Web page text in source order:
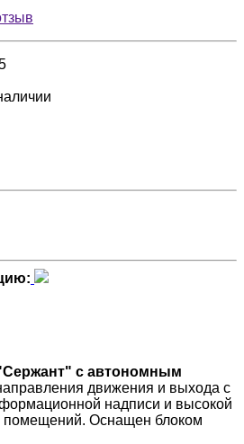
с автономным
движения и выхода с
надписи и высокой
помещений. Оснащен блоком